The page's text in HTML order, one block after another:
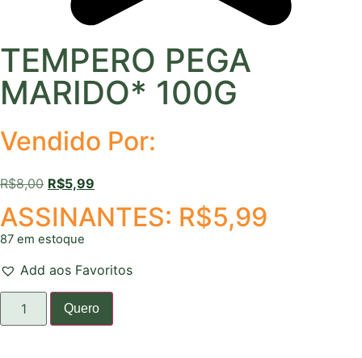
TEMPERO PEGA
MARIDO* 100G
Vendido Por:
R$8,00 R$5,99
ASSINANTES: R$5,99
87 em estoque
Add aos Favoritos
Quero